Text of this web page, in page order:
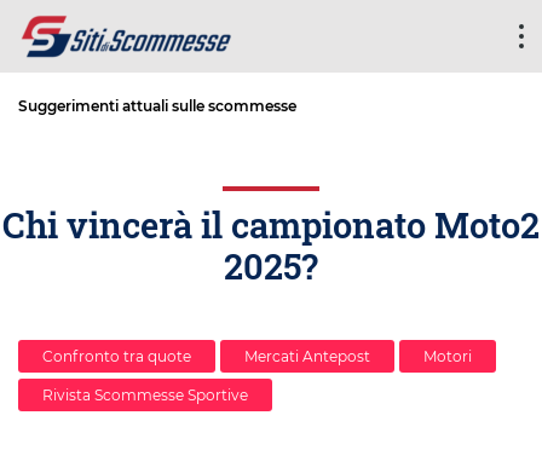
Suggerimenti attuali sulle scommesse
Chi vincerà il campionato Moto2
2025?
Confronto tra quote Mercati Antepost Motori
Rivista Scommesse Sportive